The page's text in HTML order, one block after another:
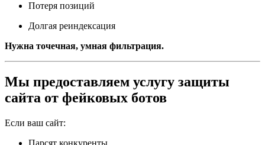
Потеря позиций
Долгая реиндексация
Нужна точечная, умная фильтрация.
Мы предоставляем услугу защиты
сайта от фейковых ботов
Если ваш сайт:
Парсят конкуренты